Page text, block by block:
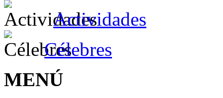
Actividades
Célebres
MENÚ